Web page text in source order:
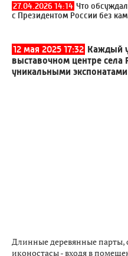
27.04.2026 14:14 Что
с Президентом России без
12 мая 2025 17:32 Каждый
выставочном центре
уникальными экспонатами
Длинные деревянные парты,
иконостасы - входя в